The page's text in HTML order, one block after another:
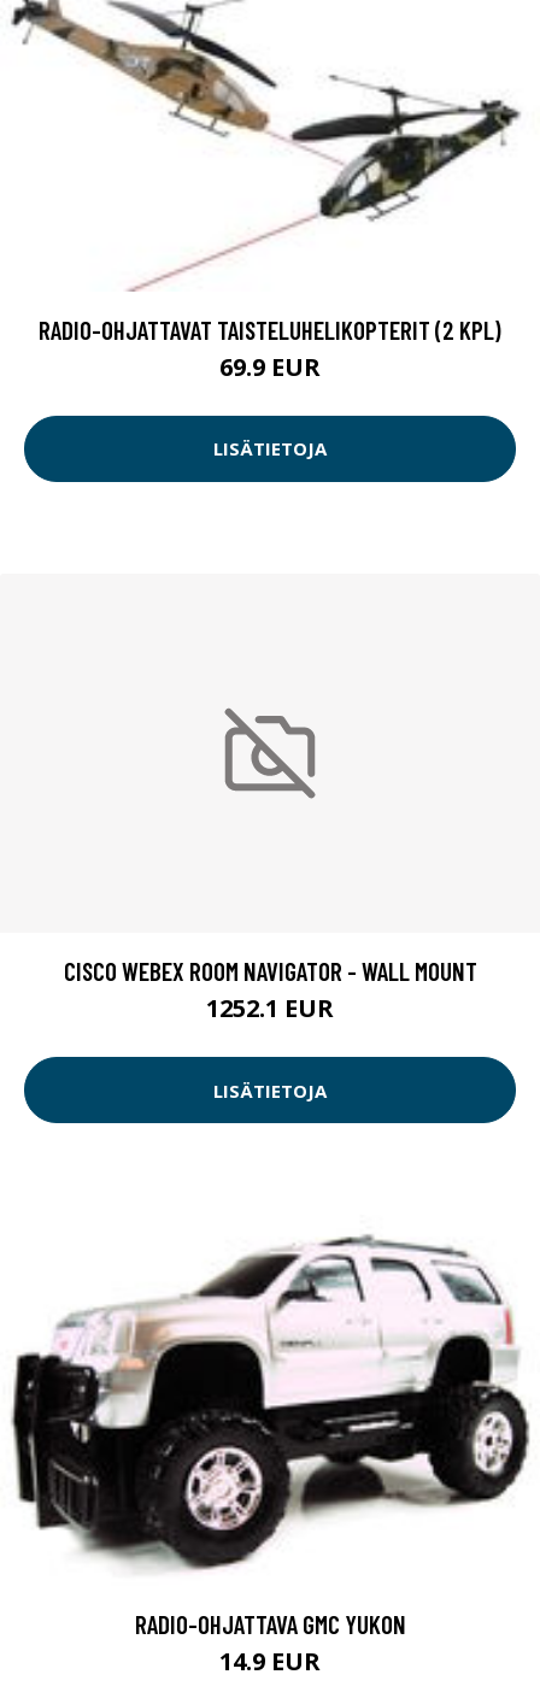
RADIO-OHJATTAVAT TAISTELUHELIKOPTERIT (2 KPL)
69.9 EUR
LISÄTIETOJA
CISCO WEBEX ROOM NAVIGATOR - WALL MOUNT
1252.1 EUR
LISÄTIETOJA
RADIO-OHJATTAVA GMC YUKON
14.9 EUR